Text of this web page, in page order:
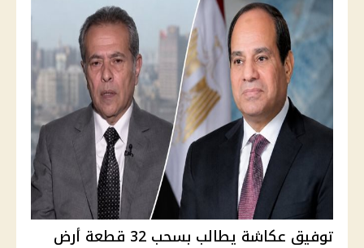
توفيق عكاشة يطالب بسحب 32 قطعة أرض